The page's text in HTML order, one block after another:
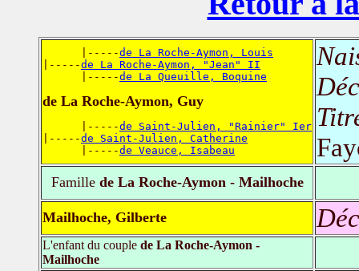
      |-----
de La Roche-Aymon, Louis
|-----de La Roche-Aymon, "Jean" II
      |-----
de La Queuille, Boquine
de La Roche-Aymon, Guy
      |-----
de Saint-Julien, "Rainier" Ier
|-----de Saint-Julien, Catherine
      |-----
de Veauce, Isabeau
Famillede La Roche-Aymon - Mailhoche
Mailhoche, Gilberte
L'enfant du couple de La Roche-Aymon -
Mailhoche